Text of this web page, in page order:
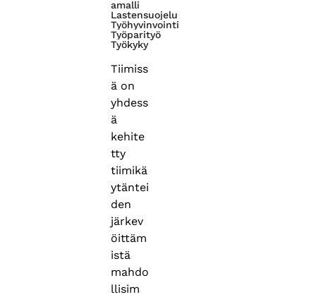
amalli
Lastensuojelu
Työhyvinvointi
Työparityö
Työkyky
Tiimiss
ä on
yhdess
ä
kehite
tty
tiimikä
ytäntei
den
järkev
öittäm
istä
mahdo
llisim